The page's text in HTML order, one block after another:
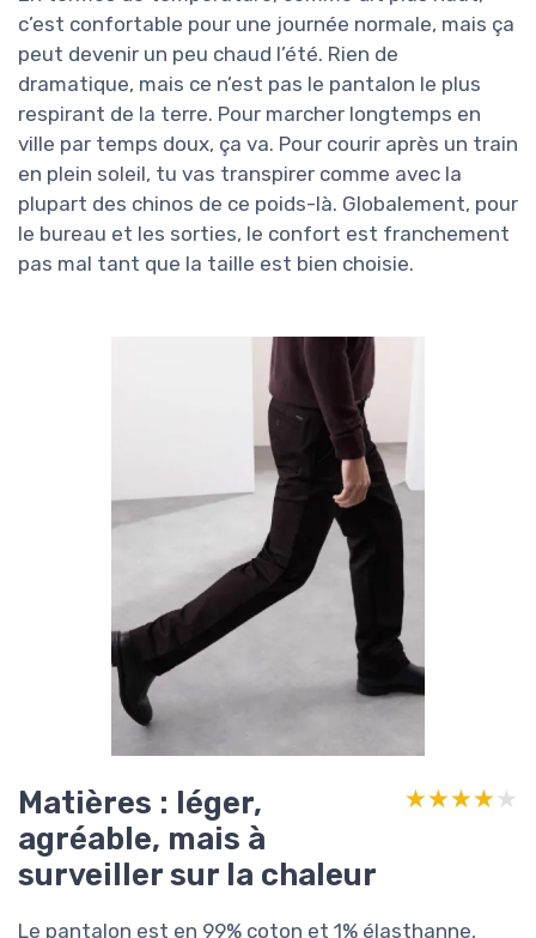
c’est confortable pour une journée normale, mais ça
peut devenir un peu chaud l’été. Rien de
dramatique, mais ce n’est pas le pantalon le plus
respirant de la terre. Pour marcher longtemps en
ville par temps doux, ça va. Pour courir après un train
en plein soleil, tu vas transpirer comme avec la
plupart des chinos de ce poids-là. Globalement, pour
le bureau et les sorties, le confort est franchement
pas mal tant que la taille est bien choisie.
Matières : léger,
agréable, mais à
surveiller sur la chaleur
★★★★★
★★★★★
Le pantalon est en 99% coton et 1% élasthanne,